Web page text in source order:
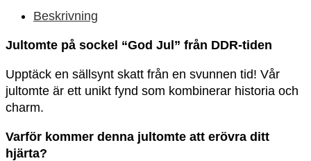
mängd
Beskrivning
Jultomte på sockel “God Jul” från DDR-tiden
Upptäck en sällsynt skatt från en svunnen tid! Vår
jultomte är ett unikt fynd som kombinerar historia och
charm.
Varför kommer denna jultomte att erövra ditt
hjärta?